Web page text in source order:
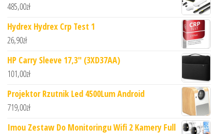
485,00zł
Hydrex Hydrex Crp Test 1
26,90zł
HP Carry Sleeve 17,3" (3XD37AA)
101,00zł
Projektor Rzutnik Led 4500Lum Android
719,00zł
Imou Zestaw Do Monitoringu Wifi 2 Kamery Full